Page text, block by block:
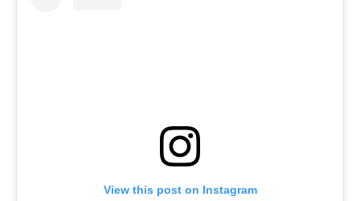
View this post on Instagram